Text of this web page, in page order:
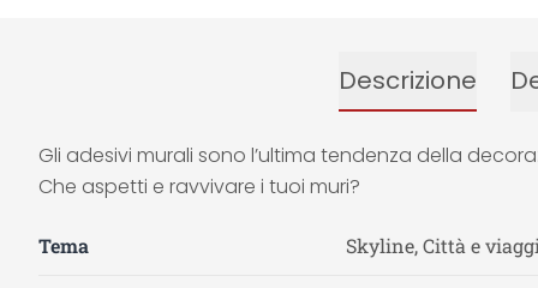
Descrizione
Gli adesivi murali sono l’ultima tendenza della
Che aspetti e ravvivare i tuoi muri?
Tema Skyline, Città e viaggi